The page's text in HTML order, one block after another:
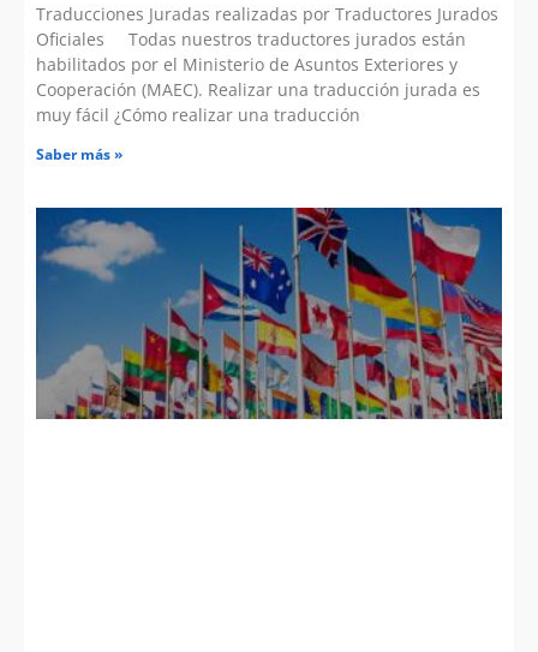
Traducciones Juradas realizadas por Traductores Jurados
Oficiales Todas nuestros traductores jurados están
habilitados por el Ministerio de Asuntos Exteriores y
Cooperación (MAEC). Realizar una traducción jurada es
muy fácil ¿Cómo realizar una traducción
Saber más »